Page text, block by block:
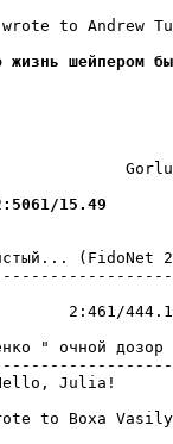
to Andrew
шейпером
15.49
(FidoNet
2:461/444.13
"
Julia!
to Boxa